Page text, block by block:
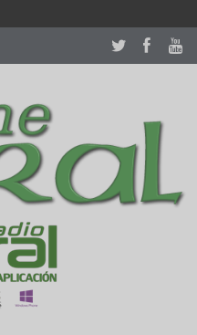
recognized command with
to our
perfectwatches.is
professional customer
reallydiamond.com/